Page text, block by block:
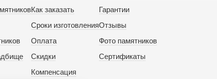
Как заказать
Сроки изготовления
Оплата
Скидки
Компенсация
Гарантии
Отзывы
Фото памятников
Сертификаты